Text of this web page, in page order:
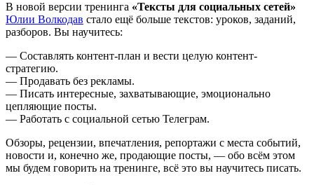
В новой версии тренинга «Тексты для социальных сетей»
Юлии Волкодав стало ещё больше текстов: уроков, заданий,
разборов. Вы научитесь:
— Составлять контент-план и вести целую контент-
стратегию.
— Продавать без рекламы.
— Писать интересные, захватывающие, эмоционально
цепляющие посты.
— Работать с социальной сетью Телеграм.
Обзоры, рецензии, впечатления, репортажи с места событий,
новости и, конечно же, продающие посты, — обо всём этом
мы будем говорить на тренинге, всё это вы научитесь писать.